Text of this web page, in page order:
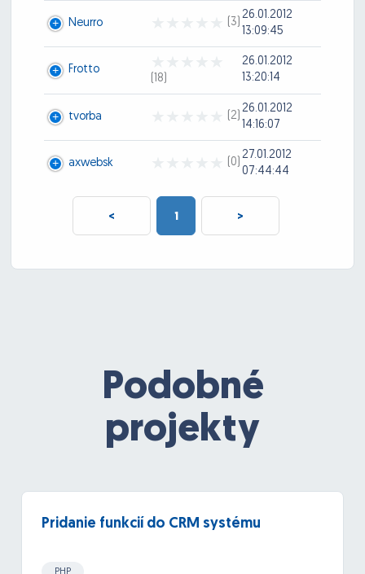
Neurro (3)
26.01.2012
13:09:45
Frotto
(18)
26.01.2012
13:20:14
tvorba (2)
26.01.2012
14:16:07
axwebsk (0)
27.01.2012
07:44:44
< 1 >
Podobné
projekty
Pridanie funkcií do CRM systému
PHP